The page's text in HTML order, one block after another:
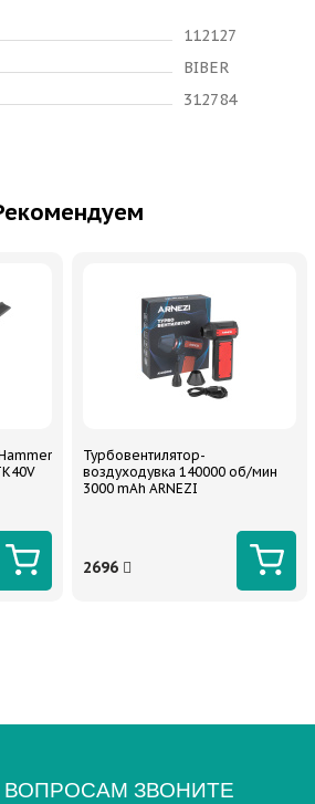
112127
BIBER
312784
Турбовентилятор-
воздуходувка 140000 об/мин
3000 mAh ARNEZI
2696
ЗВОНИТЕ